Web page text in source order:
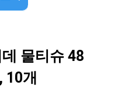
물티슈 48
10개